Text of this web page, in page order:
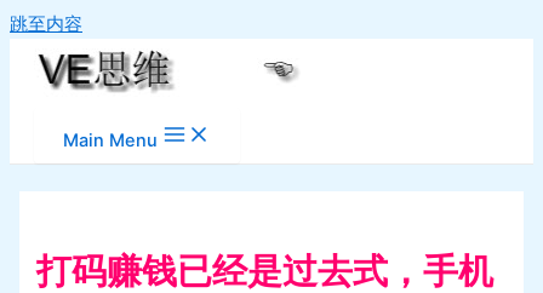
跳至内容
Main Menu
打码赚钱已经是过去式，手机